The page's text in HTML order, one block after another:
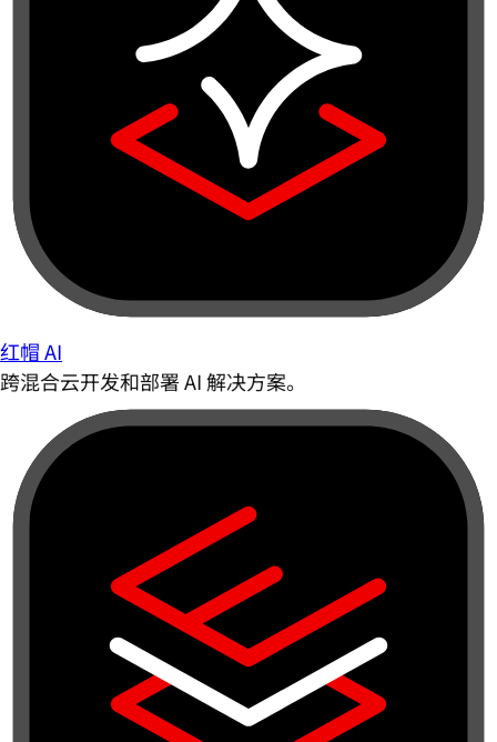
红帽 AI
跨混合云开发和部署 AI 解决方案。